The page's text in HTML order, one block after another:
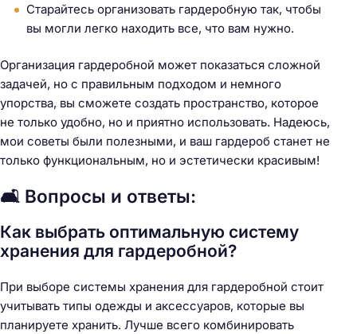
Старайтесь организовать гардеробную так, чтобы
вы могли легко находить все, что вам нужно.
Организация гардеробной может показаться сложной
задачей, но с правильным подходом и немного
упорства, вы сможете создать пространство, которое
не только удобно, но и приятно использовать. Надеюсь,
мои советы были полезными, и ваш гардероб станет не
только функциональным, но и эстетически красивым!
🛋️ Вопросы и ответы:
Как выбрать оптимальную систему
хранения для гардеробной?
При выборе системы хранения для гардеробной стоит
учитывать типы одежды и аксессуаров, которые вы
планируете хранить. Лучше всего комбинировать